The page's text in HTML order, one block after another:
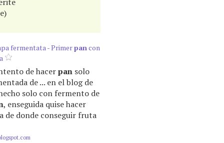
fermentata - Primerpancon
de hacerpan solo
de ... en el blog de
solo con fermento de
, enseguida quise hacer
de donde conseguir fruta